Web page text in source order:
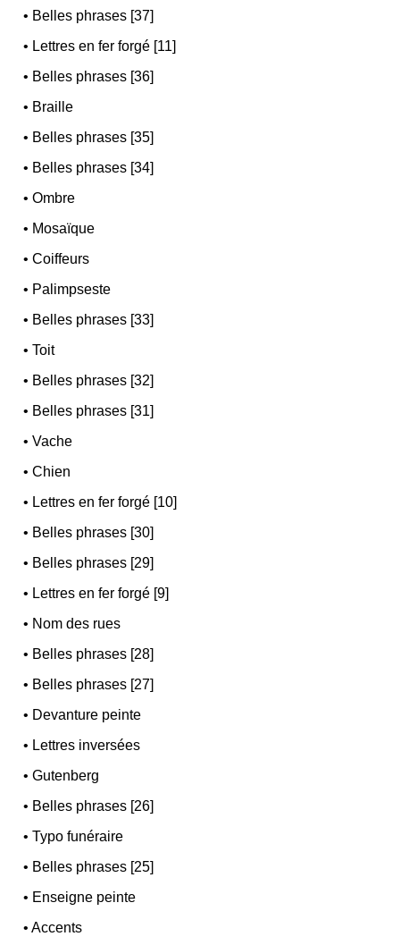
• Belles phrases [37]
• Lettres en fer forgé [11]
• Belles phrases [36]
• Braille
• Belles phrases [35]
• Belles phrases [34]
•Ombre
• Mosaïque
•Coiffeurs
• Palimpseste
• Belles phrases [33]
•Toit
• Belles phrases [32]
• Belles phrases [31]
•Vache
•Chien
• Lettres en fer forgé [10]
• Belles phrases [30]
• Belles phrases [29]
• Lettres en fer forgé [9]
• Nom des rues
• Belles phrases [28]
• Belles phrases [27]
• Devanture peinte
• Lettres inversées
•Gutenberg
• Belles phrases [26]
•Typo funéraire
• Belles phrases [25]
• Enseigne peinte
•Accents